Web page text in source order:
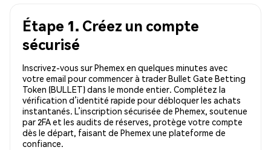
Étape 1. Créez un compte
sécurisé
Inscrivez-vous sur Phemex en quelques minutes avec
votre email pour commencer à trader Bullet Gate Betting
Token (BULLET) dans le monde entier. Complétez la
vérification d’identité rapide pour débloquer les achats
instantanés. L’inscription sécurisée de Phemex, soutenue
par 2FA et les audits de réserves, protège votre compte
dès le départ, faisant de Phemex une plateforme de
confiance.